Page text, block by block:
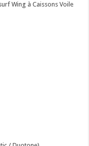
Wing à Caissons Voile